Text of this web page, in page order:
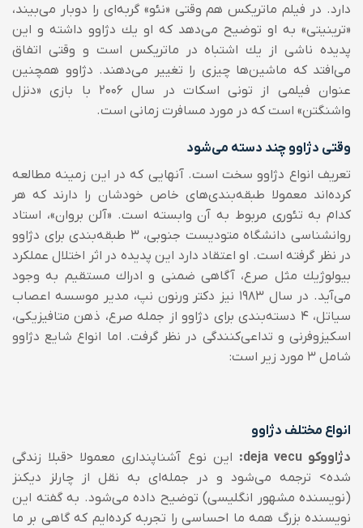
دارد. در فیلم ماتریكس هم وقتی «نئو» گربه‌ای را دوبار می‌بیند،
«ترینیتی» به او توضیح می‌دهد كه او یك دژاوو داشته و این
پدیده ناشی از یك اشتباه در ماتریكس است و وقتی اتفاق
می‌افتد كه ماشین‌ها چیزی را تغییر می‌دهند. دژاوو همچنین
عنوان فیلمی از تونی اسکات در سال ۲۰۰۶ با بازی «دنزل
واشنگتن» است که در مورد مسافرت زمانی است.
وقتی دژاوو چند دسته می‌شود
تعریف انواع دژاوو سخت است. آنهایی كه در این زمینه مطالعه
كرده‌اند معمولا طبقه‌بندی‌های خاص خودشان را دارند كه هر
كدام به تئوری مربوط به آن وابسته است. «آلن بروان»، استاد
روانشناسی دانشگاه متودیست جنوبی، 3 طبقه‌بندی برای دژاوو
در نظر گرفته است. او اعتقاد دارد این پدیده در اثر اختلال عملكرد
بیولوژیك مثل صرع، آگاهی ضمنی و ادراك مستقیم به وجود
می‌آید. در سال 1983 نیز دكتر ورنون نپ،‌ مدیر موسسه اعصاب
سیاتل، 4 دسته‌بندی برای دژاوو از جمله صرع، ذهن متافیزیكی،‌
اسكیزوفرنی و تداعی‌كنندگی در نظر گرفت. اما انواع شایع دژاوو
شامل 3 مورد زیر است:
انواع مختلف دژاوو
دژاووکو deja vecu:
این نوع آشناپنداری معمولا <قبلا زندگی
شده> ترجمه می‌شود و در جمله‌ای به نقل از چارلز دیکنز
(نویسنده مشهور انگلیسی) توضیح داده می‌شود. به گفته این
نویسنده بزرگ همه ما احساسی را تجربه کرده‌ایم که گاهی بر ما